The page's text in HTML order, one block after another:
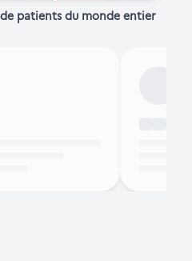
patients du monde entier